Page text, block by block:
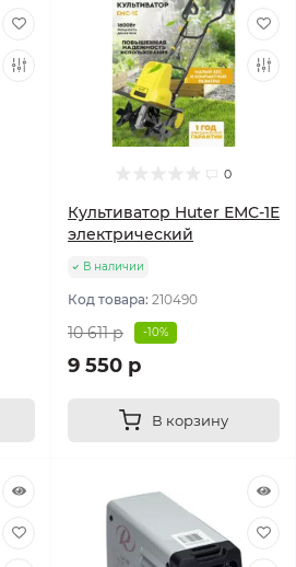
0
Культиватор Huter ЕМС-1E
электрический
В наличии
Код товара: 210490
10 611 р -10%
9 550 р
В корзину